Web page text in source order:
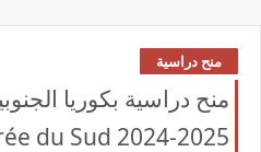
منح دراسية
du Sud 2024-2025